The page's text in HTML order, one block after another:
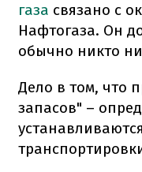
газа связано с
Нафтогаза. Он
обычно никто
Дело в том, что
запасов" –